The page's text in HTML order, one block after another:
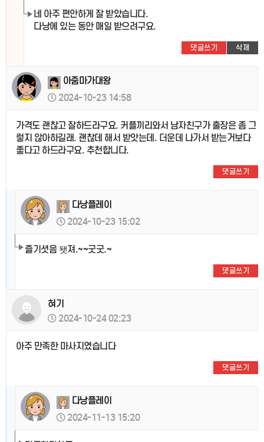
네 아주 편안하게 잘 받았습니다.
다낭에 있는 동안 매일 받으려구요.
댓글쓰기 삭제
아줌마가대왕
2024-10-23 14:58
가격도 괜찮고 잘하드라구요. 커플끼리와서 남자친구가 출장은 좀 그
렇지 않아하길래. 괜찮데 해서 받앗는데. 더운데 나가서 받는거보다
좋다고 하드라구요. 추천합니다.
댓글쓰기
다낭플레이
2024-10-23 15:02
즐기셧음 됏져.~~굿굿.~
댓글쓰기
혀기
2024-10-24 02:23
아주 만족한 마사지였습니다
댓글쓰기
다낭플레이
2024-11-13 15:20